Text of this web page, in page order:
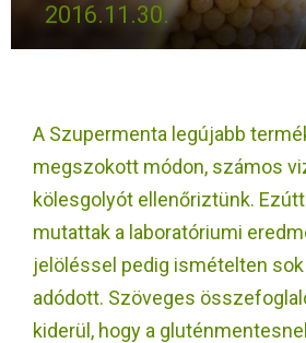
M
R
M
2016.11.30.
A Szupermenta legújabb
megszokott módon, számos
kölesgolyót ellenőriztünk.
mutattak a laboratóriumi
jelöléssel pedig ismételten
adódott. Szöveges
kiderül, hogy a